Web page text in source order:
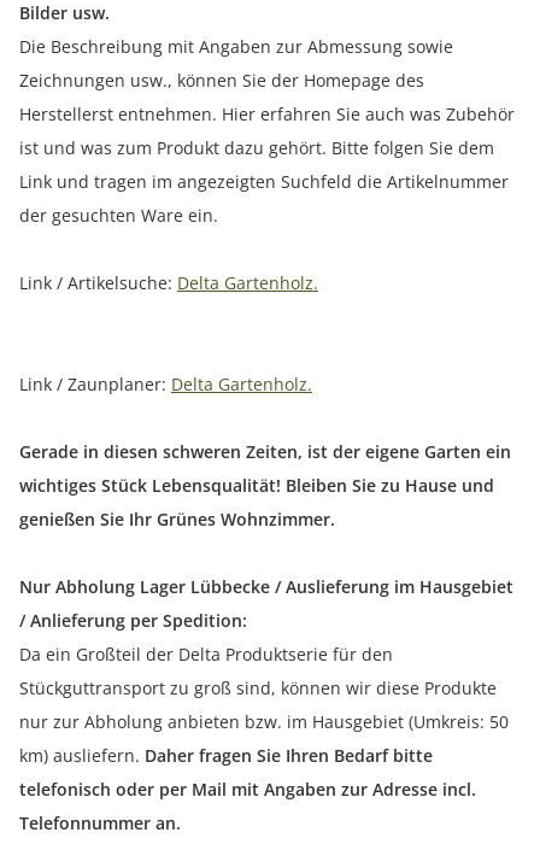
Bilder usw.
Die Beschreibung mit Angaben zur Abmessung sowie
Zeichnungen usw., können Sie der Homepage des
Herstellerst entnehmen. Hier erfahren Sie auch was Zubehör
ist und was zum Produkt dazu gehört. Bitte folgen Sie dem
Link und tragen im angezeigten Suchfeld die Artikelnummer
der gesuchten Ware ein.
Link / Artikelsuche: Delta Gartenholz.
Link / Zaunplaner: Delta Gartenholz.
Gerade in diesen schweren Zeiten, ist der eigene Garten ein
wichtiges Stück Lebensqualität! Bleiben Sie zu Hause und
genießen Sie Ihr Grünes Wohnzimmer.
Nur Abholung Lager Lübbecke / Auslieferung im Hausgebiet
/ Anlieferung per Spedition:
Da ein Großteil der Delta Produktserie für den
Stückguttransport zu groß sind, können wir diese Produkte
nur zur Abholung anbieten bzw. im Hausgebiet (Umkreis: 50
km) ausliefern. Daher fragen Sie Ihren Bedarf bitte
telefonisch oder per Mail mit Angaben zur Adresse incl.
Telefonnummer an.